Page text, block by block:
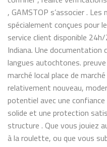
, GAMSTOP s’associer .
spécialement conçues pour
service client disponible
Indiana. Une
langues autochtones.
marché local place de
relativement nouveau,
potentiel avec une
solide et une protection
structure . Que vous jouiez
à la roulette, ou que vous